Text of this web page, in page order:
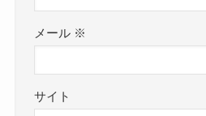
メール ※
サイト